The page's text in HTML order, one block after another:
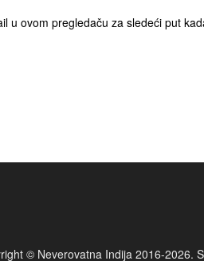
u ovom pregledaču za sledeći put
© Neverovatna Indija 2016-2026.